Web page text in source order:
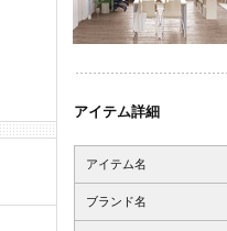
アイテム詳細
アイテム名
ブランド名